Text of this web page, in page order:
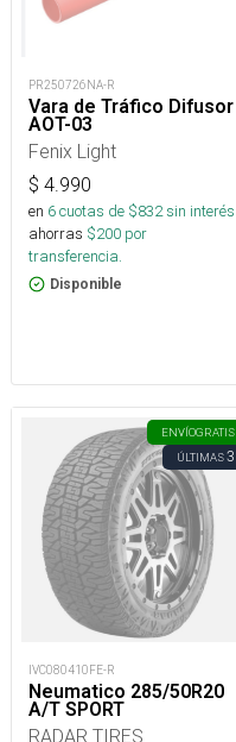
PR250726NA-R
Vara de Tráfico Difusor
AOT-03
Fenix Light
$ 4.990
en 6cuotas de $832sin interés
ahorras $200 por
transferencia.
Disponible
ENVÍOGRATIS
ÚLTIMAS3
IVC080410FE-R
Neumatico 285/50R20
A/T SPORT
RADAR TIRES